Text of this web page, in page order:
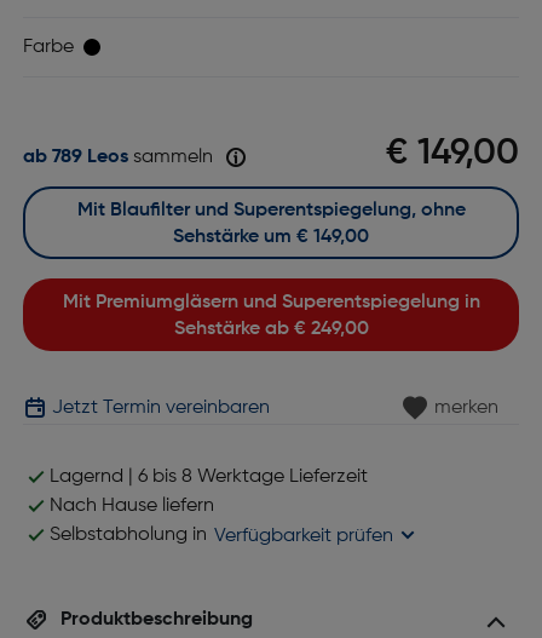
Farbe
€ 149,00
ab 789 Leossammeln
Mit Premiumgläsern und Superentspiegelung in
Sehstärke ab € 249,00
Mit Blaufilter und Superentspiegelung, ohne
Sehstärke um € 149,00
Jetzt Termin vereinbaren merken
Lagernd | 6 bis 8 Werktage Lieferzeit
Nach Hause liefern
Selbstabholung in Verfügbarkeit prüfen
Produktbeschreibung